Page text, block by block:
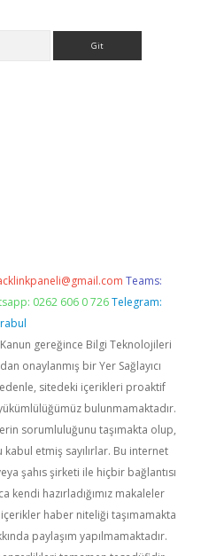
Teams:
0262 606 0 726 Telegram:
Kanun gereğince Bilgi Teknolojileri
onaylanmış bir Yer Sağlayıcı
sitedeki içerikleri proaktif
bulunmamaktadır.
sorumluluğunu taşımakta olup,
etmiş sayılırlar. Bu internet
şahıs şirketi ile hiçbir bağlantısı
kendi hazırladığımız makaleler
haber niteliği taşımamakta
paylaşım yapılmamaktadır.